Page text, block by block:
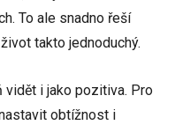
To ale snadno řeší
takto jednoduchý.
i jako pozitiva. Pro
obtížnost i